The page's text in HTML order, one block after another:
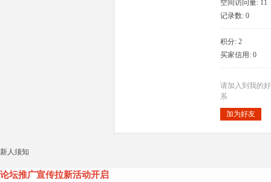
空间访问量: 11
记录数: 0
积分: 2
买家信用: 0
请加入到我的
系
加为好友
新人须知
论坛推广宣传拉新活动开启